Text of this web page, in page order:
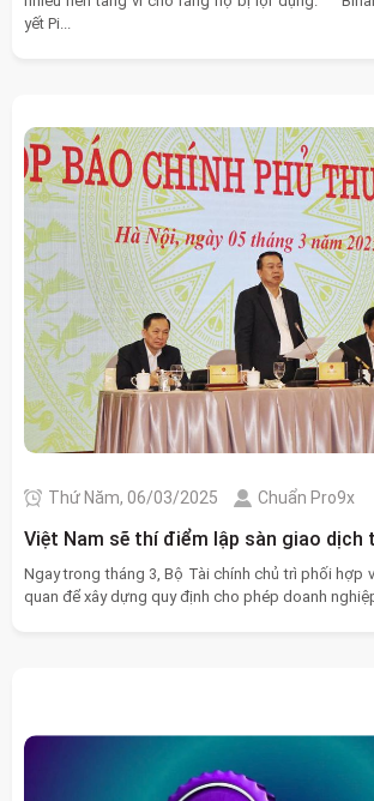
yết Pi...
Thứ Năm, 06/03/2025 Chuẩn Pro9x
Việt Nam sẽ thí điểm lập sàn giao dịch
Ngay trong tháng 3, Bộ Tài chính chủ trì phối hợp
quan để xây dựng quy định cho phép doanh